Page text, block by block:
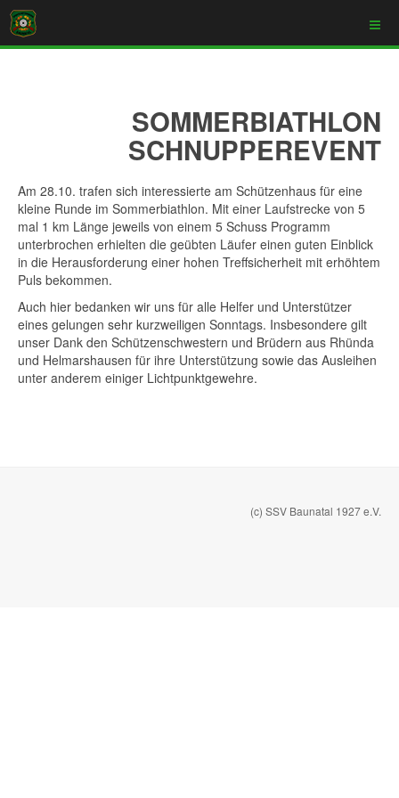
SOMMERBIATHLON
SCHNUPPEREVENT
Am 28.10. trafen sich interessierte am Schützenhaus für eine
kleine Runde im Sommerbiathlon. Mit einer Laufstrecke von 5
mal 1 km Länge jeweils von einem 5 Schuss Programm
unterbrochen erhielten die geübten Läufer einen guten Einblick
in die Herausforderung einer hohen Treffsicherheit mit erhöhtem
Puls bekommen.
Auch hier bedanken wir uns für alle Helfer und Unterstützer
eines gelungen sehr kurzweiligen Sonntags. Insbesondere gilt
unser Dank den Schützenschwestern und Brüdern aus Rhünda
und Helmarshausen für ihre Unterstützung sowie das Ausleihen
unter anderem einiger Lichtpunktgewehre.
(c) SSV Baunatal 1927 e.V.